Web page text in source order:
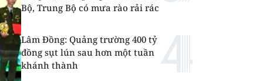
Bộ, Trung Bộ có mưa rào rải rác
Lâm Đồng: Quảng trường 400 tỷ
đồng sụt lún sau hơn một tuần
khánh thành